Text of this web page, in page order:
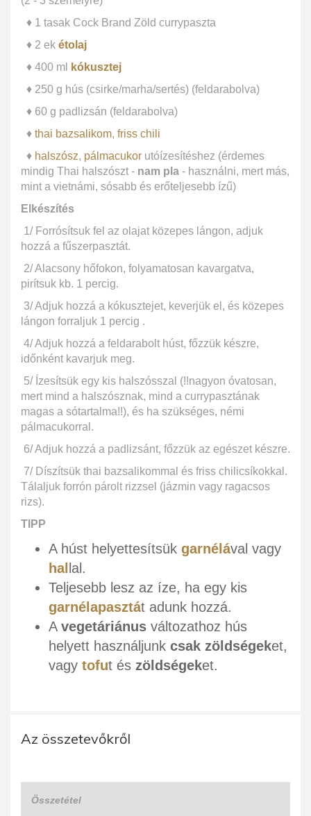
♦ 1 tasak Cock Brand Zöld currypaszta
♦ 2 ek étolaj
♦ 400 ml
kókusztej
♦ 250 g hús (csirke/marha/sertés) (feldarabolva)
♦ 60 g padlizsán (feldarabolva)
♦ thai bazsalikom, friss chili
♦ halszósz, pálmacukor utóízesítéshez (érdemes
mindig Thai halszószt - nam pla - használni, mert más,
mint a vietnámi, sósabb és erőteljesebb ízű)
Elkészítés
1/ Forrósítsuk fel az olajat közepes lángon, adjuk
hozzá a fűszerpasztát.
2/ Alacsony hőfokon, folyamatosan kavargatva,
pirítsuk kb. 1 percig.
3/ Adjuk hozzá a kókusztejet, keverjük el, és közepes
lángon forraljuk 1 percig .
4/ Adjuk hozzá a feldarabolt húst, főzzük készre,
időnként kavarjuk meg.
5/ Ízesítsük egy kis halszósszal (!!nagyon óvatosan,
mert mind a halszósznak, mind a currypasztának
magas a sótartalma!!), és ha szükséges, némi
pálmacukorral.
6/ Adjuk hozzá a padlizsánt, főzzük az egészet készre.
7/ Díszítsük thai bazsalikommal és friss chilicsíkokkal.
Tálaljuk forrón párolt rizzsel (jázmin vagy ragacsos
rizs).
TIPP
A húst helyettesítsük garnélával vagy
hal lal.
Teljesebb lesz az íze, ha egy kis
garnélapasztát adunk hozzá.
A vegetáriánus változathoz hús
helyett használjunk csak zöldségeket,
vagy tofut és zöldségeket.
Az összetevőkről
Összetétel